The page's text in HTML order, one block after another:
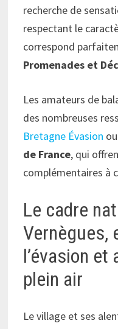
recherche de
respectant le
correspond
Promenades et
Les amateurs de
des nombreuses
Bretagne Évasion
de France, qui
complémentaires à
Le cadre
Vernègues,
l’évasion
plein air
Le village et ses